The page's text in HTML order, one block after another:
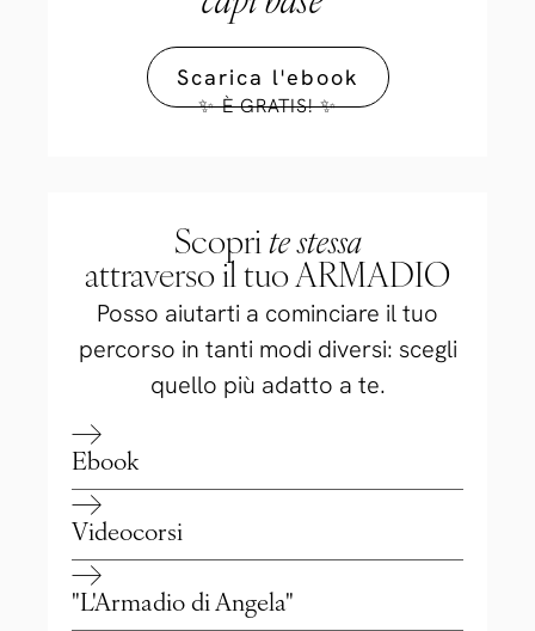
Scarica l'ebook
✨ È GRATIS! ✨
Scoprite stessa
attraverso il tuo ARMADIO
Posso aiutarti a cominciare il tuo
percorso in tanti modi diversi: scegli
quello più adatto a te.
Ebook
Videocorsi
"L'Armadio di Angela"